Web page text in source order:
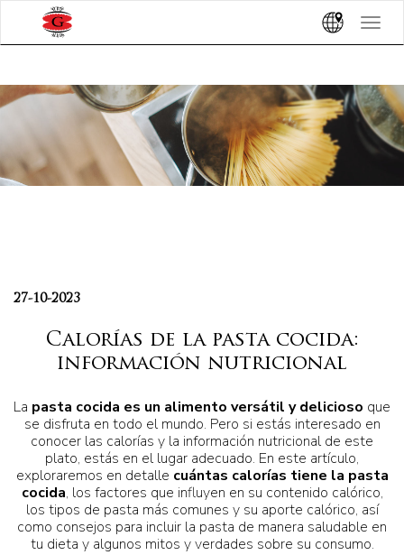
Toggle
27-10-2023
Calorías de la pasta cocida:
información nutricional
La pasta cocida es un alimento versátil y delicioso que
se disfruta en todo el mundo. Pero si estás interesado en
conocer las calorías y la información nutricional de este
plato, estás en el lugar adecuado. En este artículo,
exploraremos en detalle cuántas calorías tiene la pasta
cocida, los factores que influyen en su contenido calórico,
los tipos de pasta más comunes y su aporte calórico, así
como consejos para incluir la pasta de manera saludable en
tu dieta y algunos mitos y verdades sobre su consumo.